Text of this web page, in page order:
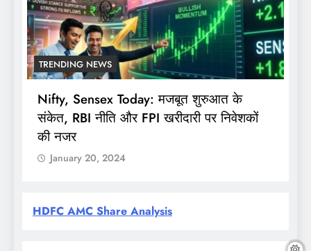
TRENDING NEWS
Nifty, Sensex Today: मजबूत शुरुआत के
संकेत, RBI नीति और FPI खरीदारी पर निवेशकों
की नजर
January 20, 2024
HDFC AMC Share Analysis